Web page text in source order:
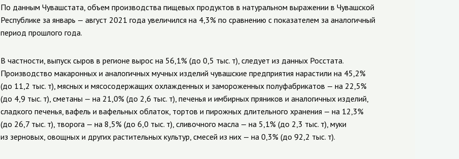
По данным Чувашстата, объем производства пищевых продуктов в натуральном выражении в Чувашской
Республике за январь — август 2021 года увеличился на 4,3% по сравнению с показателем за аналогичный
период прошлого года.
В частности, выпуск сыров в регионе вырос на 56,1% (до 0,5 тыс. т), следует из данных Росстата.
Производство макаронных и аналогичных мучных изделий чувашские предприятия нарастили на 45,2%
(до 11,2 тыс. т), мясных и мясосодержащих охлажденных и замороженных полуфабрикатов — на 22,5%
(до 4,9 тыс. т), сметаны — на 21,0% (до 2,6 тыс. т), печенья и имбирных пряников и аналогичных изделий,
сладкого печенья, вафель и вафельных облаток, тортов и пирожных длительного хранения — на 12,3%
(до 26,7 тыс. т), творога — на 8,5% (до 6,0 тыс. т), сливочного масла — на 5,1% (до 2,3 тыс. т), муки
из зерновых, овощных и других растительных культур, смесей из них — на 0,3% (до 92,2 тыс. т).